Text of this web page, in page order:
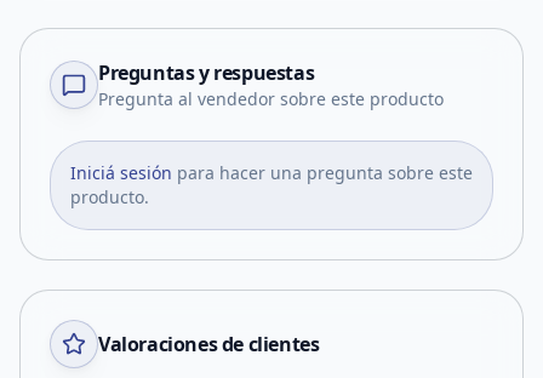
Preguntas y respuestas
Pregunta al vendedor sobre este producto
Iniciá sesión para hacer una pregunta sobre este
producto.
Valoraciones de clientes